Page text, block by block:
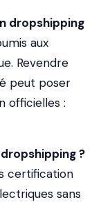
dropshipping
aux
Revendre
peut poser
officielles :
?
certification
sans